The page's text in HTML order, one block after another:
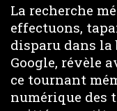
La recherche
effectuons,
disparu dans la
Google, révèle
ce tournant
numérique des